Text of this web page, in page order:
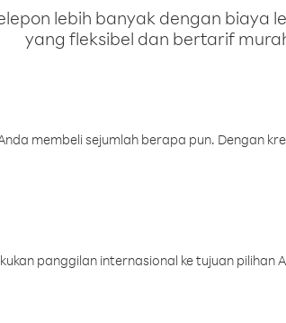
lebih banyak dengan biaya
yang fleksibel dan bertarif
membeli sejumlah berapa pun. Dengan
panggilan internasional ke tujuan